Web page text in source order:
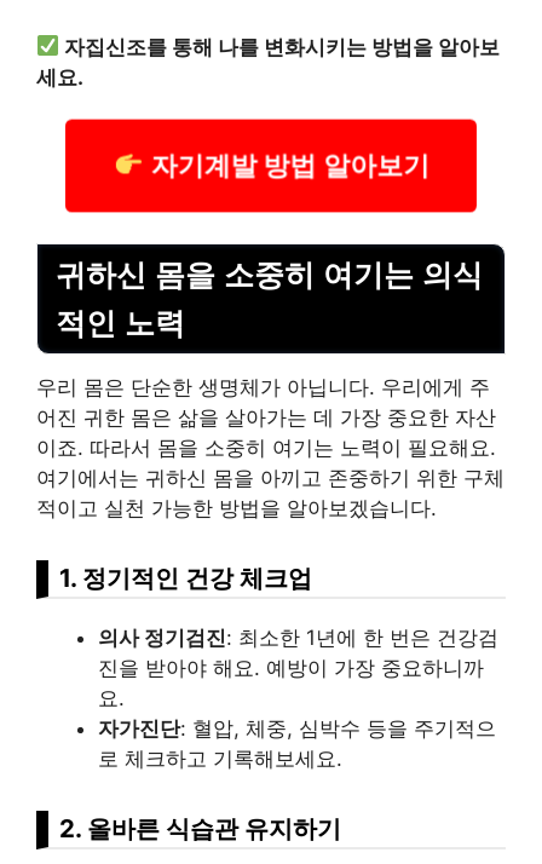
자집신조를 통해 나를 변화시키는 방법을 알아보
세요.
자기계발 방법 알아보기
귀하신 몸을 소중히 여기는 의식
적인 노력
우리 몸은 단순한 생명체가 아닙니다. 우리에게 주
어진 귀한 몸은 삶을 살아가는 데 가장 중요한 자산
이죠. 따라서 몸을 소중히 여기는 노력이 필요해요.
여기에서는 귀하신 몸을 아끼고 존중하기 위한 구체
적이고 실천 가능한 방법을 알아보겠습니다.
1. 정기적인 건강 체크업
의사 정기검진: 최소한 1년에 한 번은 건강검
진을 받아야 해요. 예방이 가장 중요하니까
요.
자가진단: 혈압, 체중, 심박수 등을 주기적으
로 체크하고 기록해보세요.
2. 올바른 식습관 유지하기